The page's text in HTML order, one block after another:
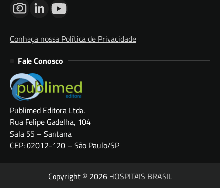
Conheça nossa Política de Privacidade
Fale Conosco
Publimed Editora Ltda.
Rua Felipe Gadelha, 104
Sala 55 – Santana
CEP: 02012-120 – São Paulo/SP
Copyright © 2026 HOSPITAIS BRASIL